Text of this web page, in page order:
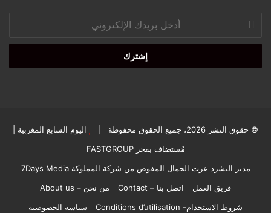
أدخل
بريدك
الإلكتروني
© حقوق النشر 2026، جميع الحقوق محفوظة | اليوم السابع المغربية
مُستضاف بفخرFASTGROUP
مدير النشرد عزت الجمال المفوض من شركة المملوكة 7Days Media
فريق العمل
اتصل بنا – Contact
من نحن – About us
شروط الاستخدام- Conditions d’utilisation
سياسة الخصوصية